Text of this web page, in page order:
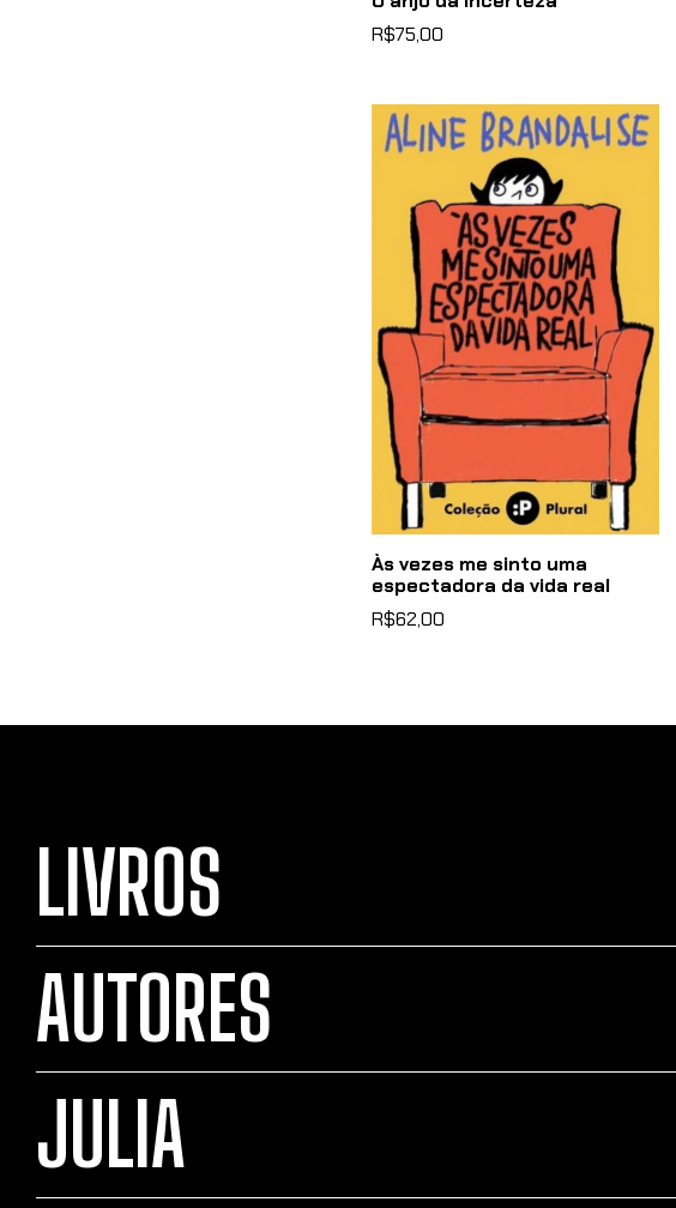
R$75,00
Às vezes me sinto uma
espectadora da vida real
R$62,00
LIVROS
AUTORES
JULIA